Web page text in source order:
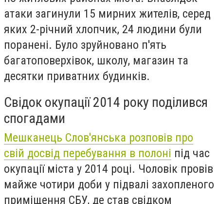
атаки загинули 15 мирних жителів, серед
яких 2-річний хлопчик, 24 людини були
поранені. Було зруйновано п'ять
багатоповерхівок, школу, магазин та
десятки приватних будинків.
Свідок окупації 2014 року поділився
спогадами
Мешканець Слов'янська розповів про
свій досвід перебування в полоні під час
окупації міста у 2014 році. Чоловік провів
майже чотири доби у підвалі захопленого
приміщення СБУ, де став свідком